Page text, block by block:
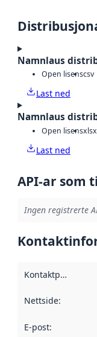
Namnlaus
Open lisenscsv
Last ned
Namnlaus
Open lisensxlsx
Last ned
API-ar som
Ingen registrerte
Kontaktpunkt
Nettside:
E-post: